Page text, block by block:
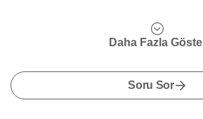
Daha Fazla
Soru Sor